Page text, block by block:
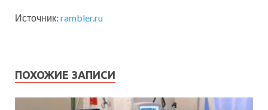
Источник: rambler.ru
ПОХОЖИЕ ЗАПИСИ